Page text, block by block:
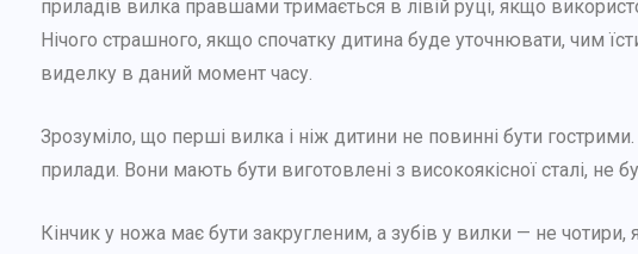
приладів вилка правшами тримається в лівій руці, якщо
Нічого страшного, якщо спочатку дитина буде уточнювати, чим
виделку в даний момент часу.
Зрозуміло, що перші вилка і ніж дитини не повинні бути гострими.
прилади. Вони мають бути виготовлені з високоякісної сталі, не
Кінчик у ножа має бути закругленим, а зубів у вилки — не чотири,
ДБАЄМО ПРО СЕБЕ
післяпологову депресію?
29 ТРАВНЯ, 2025